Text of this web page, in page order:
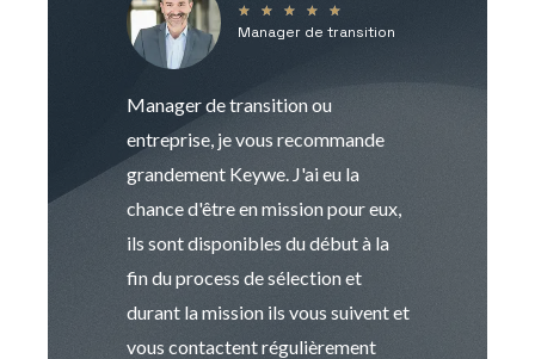
★ ★ ★ ★ ★
Manager de transition
Manager de transition ou
entreprise, je vous recommande
grandement Keywe. J'ai eu la
chance d'être en mission pour eux,
ils sont disponibles du début à la
fin du process de sélection et
durant la mission ils vous suivent et
vous contactent régulièrement